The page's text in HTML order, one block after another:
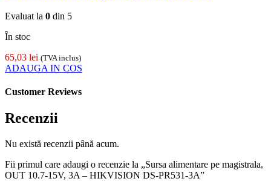
Evaluat la 0 din 5
În stoc
65,03 lei (TVA inclus)
ADAUGA IN COS
Customer Reviews
Recenzii
Nu există recenzii până acum.
Fii primul care adaugi o recenzie la „Sursa alimentare pe magistrala,
OUT 10.7-15V, 3A – HIKVISION DS-PR531-3A”